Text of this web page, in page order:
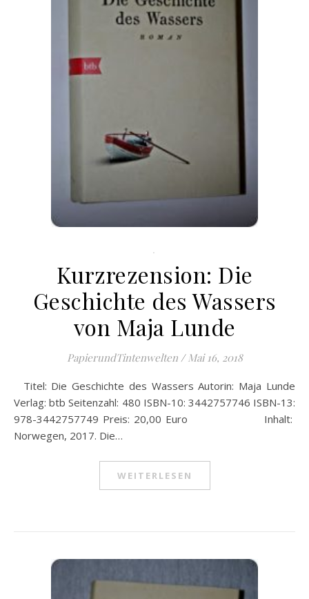
.
Kurzrezension: Die
Geschichte des Wassers
von Maja Lunde
PapierundTintenwelten / Mai 16, 2018
Titel: Die Geschichte des Wassers Autorin: Maja Lunde
Verlag: btb Seitenzahl: 480 ISBN-10: 3442757746 ISBN-13:
978-3442757749 Preis: 20,00 Euro Inhalt:
Norwegen, 2017. Die…
WEITERLESEN